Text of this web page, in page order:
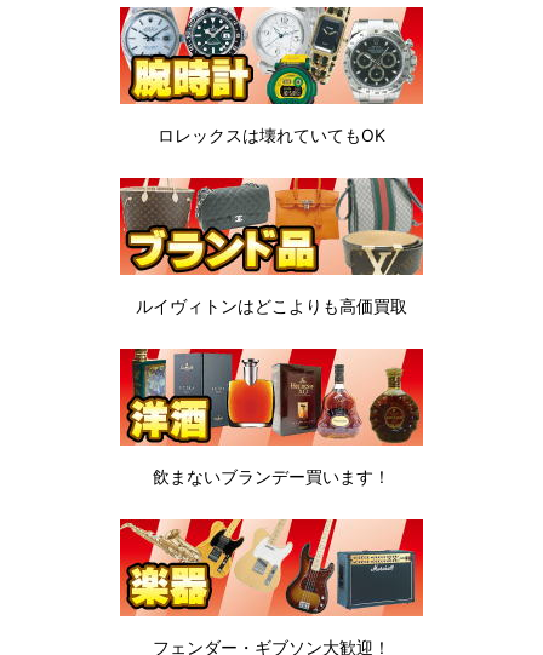
ロレックスは壊れていてもOK
ルイヴィトンはどこよりも高価買取
飲まないブランデー買います！
フェンダー・ギブソン大歓迎！